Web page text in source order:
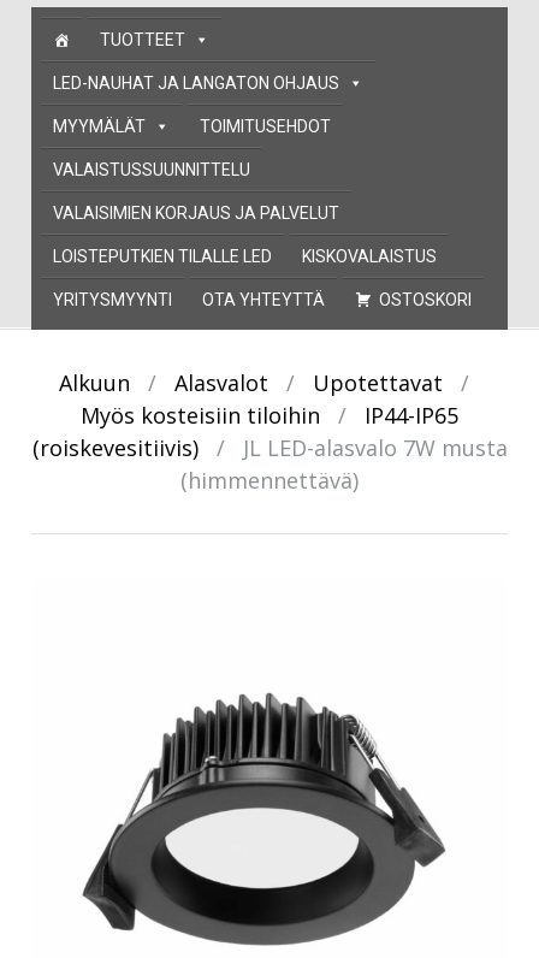
Skip
content
TUOTTEET
LED-NAUHAT JA LANGATON OHJAUS
MYYMÄLÄT TOIMITUSEHDOT
VALAISTUSSUUNNITTELU
VALAISIMIEN KORJAUS JA PALVELUT
LOISTEPUTKIEN TILALLE LED KISKOVALAISTUS
YRITYSMYYNTI OTA YHTEYTTÄ OSTOSKORI
Alkuun / Alasvalot / Upotettavat
/
Myös kosteisiin tiloihin
/
IP44-IP65
(roiskevesitiivis)
/
JL LED-alasvalo 7W musta
(himmennettävä)